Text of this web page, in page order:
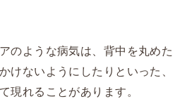
のような病気は、背中を丸めた
けないようにしたりといった、
現れることがあります。